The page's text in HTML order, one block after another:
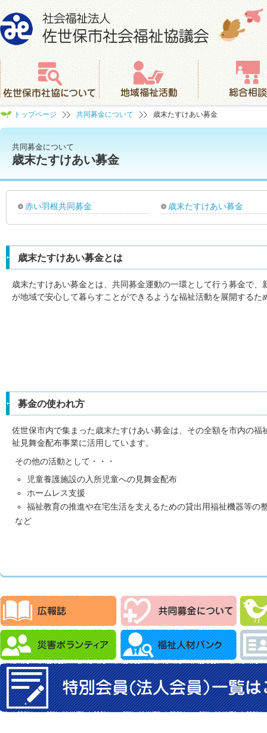
社会福祉法人 佐世保市社会福祉協議会
佐世保市社協について
地域福祉活動
総合相談
トップページ
共同募金について 歳末たすけあい募金
共同募金について
歳末たすけあい募金
赤い羽根共同募金 歳末たすけあい募金
歳末たすけあい募金とは
歳末たすけあい募金とは、共同募金運動の一環として行う募金で
が地域で安心して暮らすことができるような福祉活動を展開するた
募金の使われ方
佐世保市内で集まった歳末たすけあい募金は、その全額を市内の
祉見舞金配布事業に活用しています。
その他の活動として・・・
児童養護施設の入所児童への見舞金配布
ホームレス支援
福祉教育の推進や在宅生活を支えるための貸出用福祉機器等の
など